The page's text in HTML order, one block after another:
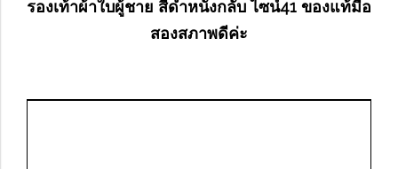
รองเท้าผ้าใบผู้ชาย สีดำหนังกลับ ไซน์41 ของแท้มือ
สองสภาพดีค่ะ